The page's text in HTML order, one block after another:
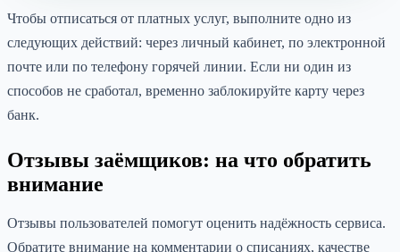
Чтобы отписаться от платных услуг, выполните одно из
следующих действий: через личный кабинет, по электронной
почте или по телефону горячей линии. Если ни один из
способов не сработал, временно заблокируйте карту через
банк.
Отзывы заёмщиков: на что обратить
внимание
Отзывы пользователей помогут оценить надёжность сервиса.
Обратите внимание на комментарии о списаниях, качестве